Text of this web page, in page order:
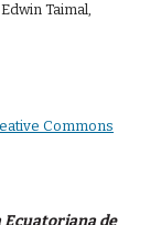
Taimal,
Commons